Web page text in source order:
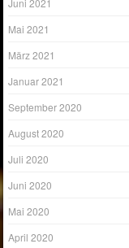
Juni 2021
Mai 2021
März 2021
Januar 2021
September 2020
August 2020
Juli 2020
Juni 2020
Mai 2020
April 2020